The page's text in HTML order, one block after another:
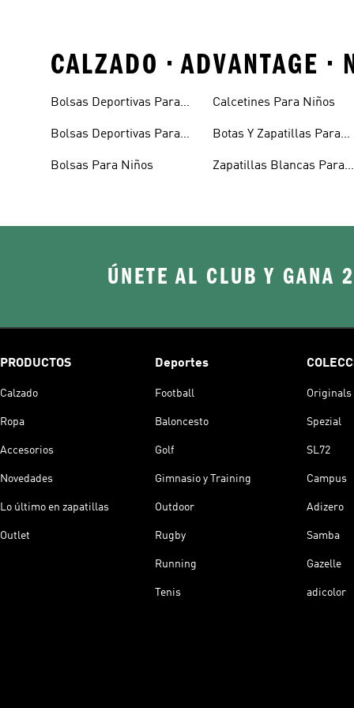
CALZADO • ADVANTAGE
Bolsas Deportivas Para
Bolsas Deportivas Para
Bolsas Para Niños
Calcetines Para Niños
Botas Y Zapatillas Para
Zapatillas Blancas Para
ÚNETE AL CLUB Y GANA
PRODUCTOS
Calzado
Ropa
Accesorios
Novedades
Lo último en zapatillas
Outlet
Deportes
Football
Baloncesto
Golf
Gimnasio y Training
Outdoor
Rugby
Running
Tenis
Originals
Spezial
SL72
Campus
Adizero
Samba
Gazelle
adicolor